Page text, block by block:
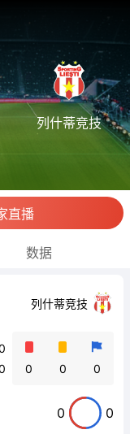
列什蒂竞技
直播
数据
列什蒂竞技
0 0 0
0 0